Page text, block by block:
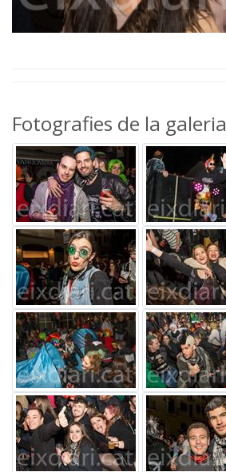
Fotografies de la galeria